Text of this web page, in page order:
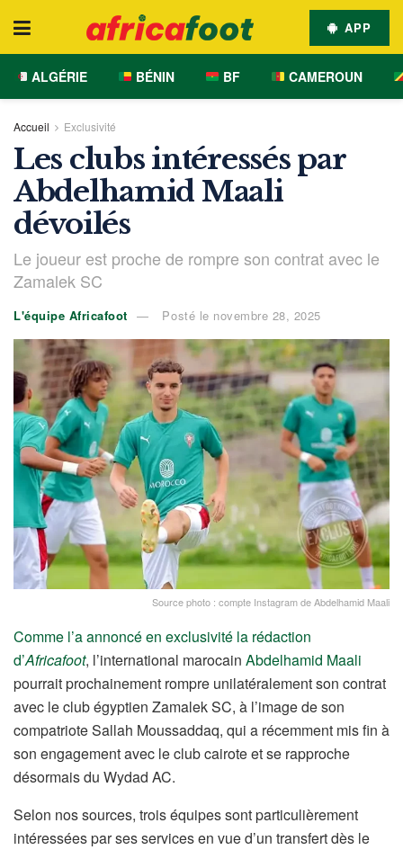
APP
ALGÉRIE BÉNIN BF CAMEROUN
Accueil Exclusivité
Les clubs intéressés par
Abdelhamid Maali
dévoilés
Le joueur est proche de rompre son contrat avec le
Zamalek SC
L'équipe Africafoot Posté le novembre 28, 2025
Source photo : compte Instagram de Abdelhamid Maali
Comme l’a annoncé en exclusivité la rédaction
d’Africafoot, l’international marocain Abdelhamid Maali
pourrait prochainement rompre unilatéralement son contrat
avec le club égyptien Zamalek SC, à l’image de son
compatriote Sallah Moussaddaq, qui a récemment mis fin à
son engagement avec le club cairote et se rapproche
désormais du Wydad AC.
Selon nos sources, trois équipes sont particulièrement
intéressées par ses services en vue d’un transfert dès le